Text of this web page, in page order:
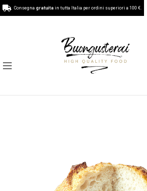
Consegna gratuita in tutta Italia per ordini superiori a 100 €.